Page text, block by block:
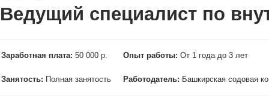
Ведущий специалист по
Заработная плата: 50 000 р. Опыт работы: От 1 года до 3 лет
Занятость: Полная занятость Работодатель: Башкирская содовая